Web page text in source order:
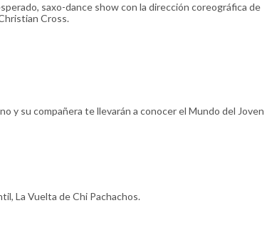
saxo-dance show con la dirección coreográfica de
Cross.
y su compañera te llevarán a conocer el Mundo del Joven
La Vuelta de Chi Pachachos.